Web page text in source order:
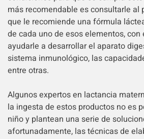
más recomendable es consultarle al
que le recomiende una fórmula
de cada uno de esos elementos, con
ayudarle a desarrollar el aparato
sistema inmunológico, las
entre otras.
Algunos expertos en lactancia
la ingesta de estos productos no es
niño y plantean una serie de
afortunadamente, las técnicas de